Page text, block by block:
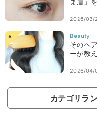
ま眉」
2026/03/
そのヘ
ーが教
2026/04/
カテゴリラ